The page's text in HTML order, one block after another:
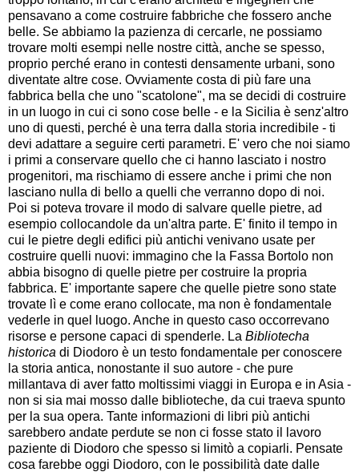
pensavano a come costruire fabbriche che fossero anche
belle. Se abbiamo la pazienza di cercarle, ne possiamo
trovare molti esempi nelle nostre città, anche se spesso,
proprio perché erano in contesti densamente urbani, sono
diventate altre cose. Ovviamente costa di più fare una
fabbrica bella che uno "scatolone", ma se decidi di costruire
in un luogo in cui ci sono cose belle - e la Sicilia è senz'altro
uno di questi, perché è una terra dalla storia incredibile - ti
devi adattare a seguire certi parametri. E' vero che noi siamo
i primi a conservare quello che ci hanno lasciato i nostro
progenitori, ma rischiamo di essere anche i primi che non
lasciano nulla di bello a quelli che verranno dopo di noi.
Poi si poteva trovare il modo di salvare quelle pietre, ad
esempio collocandole da un'altra parte. E' finito il tempo in
cui le pietre degli edifici più antichi venivano usate per
costruire quelli nuovi: immagino che la Fassa Bortolo non
abbia bisogno di quelle pietre per costruire la propria
fabbrica. E' importante sapere che quelle pietre sono state
trovate lì e come erano collocate, ma non è fondamentale
vederle in quel luogo. Anche in questo caso occorrevano
risorse e persone capaci di spenderle. La Bibliotecha
historica di Diodoro è un testo fondamentale per conoscere
la storia antica, nonostante il suo autore - che pure
millantava di aver fatto moltissimi viaggi in Europa e in Asia -
non si sia mai mosso dalle biblioteche, da cui traeva spunto
per la sua opera. Tante informazioni di libri più antichi
sarebbero andate perdute se non ci fosse stato il lavoro
paziente di Diodoro che spesso si limitò a copiarli. Pensate
cosa farebbe oggi Diodoro, con le possibilità date dalle